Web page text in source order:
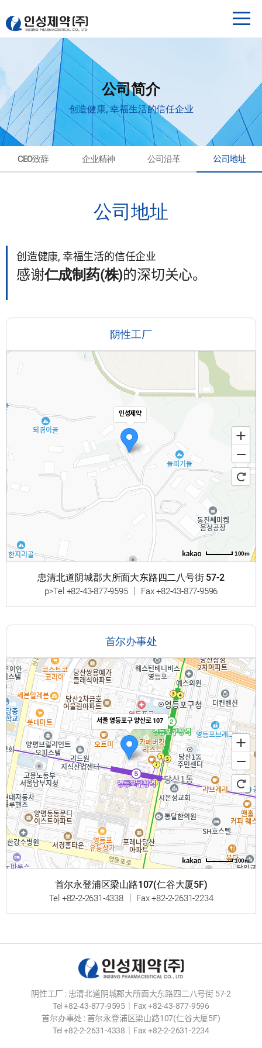
公司简介
创造健康, 幸福生活的信任企业
CEO致辞 企业精神 公司沿革 公司地址
公司地址
创造健康, 幸福生活的信任企业
感谢仁成制药(株)的深切关心。
阴性工厂
인성제약
100m
忠清北道阴城郡大所面大东路四二八号街 57-2
p>Tel +82-43-877-9595 ｜ Fax +82-43-877-9596
首尔办事处
서울 영등포구 양산로 107
100m
首尔永登浦区梁山路107(仁谷大厦5F)
Tel +82-2-2631-4338 ｜ Fax +82-2-2631-2234
阴性工厂 : 忠清北道阴城郡大所面大东路四二八号街 57-2
Tel +82-43-877-9595｜Fax +82-43-877-9596
首尔办事处 : 首尔永登浦区梁山路107(仁谷大厦5F)
Tel +82-2-2631-4338｜Fax +82-2-2631-2234